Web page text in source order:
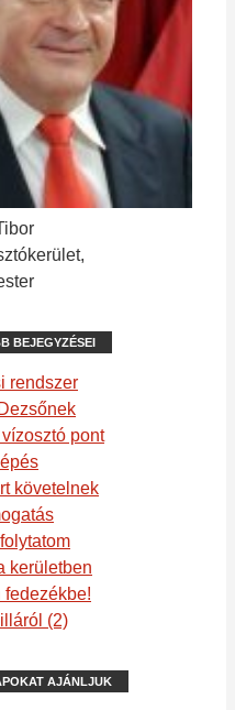
BEJEGYZÉSEI
rendszer
pont
követelnek
kerületben
fedezékbe!
(2)
AJÁNLJUK